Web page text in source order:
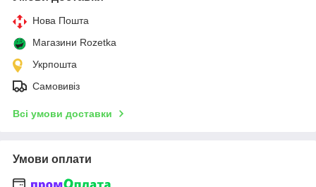
Нова Пошта
Магазини Rozetka
Укрпошта
Самовивіз
Всі умови доставки
Умови оплати